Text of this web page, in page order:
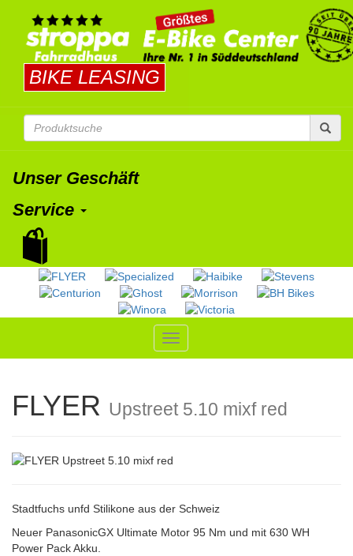
BIKE LEASING
Unser Geschäft
Service
Toggle
FLYER Upstreet 5.10 mixf red
Stadtfuchs unfd Stilikone aus der Schweiz
Neuer PanasonicGX Ultimate Motor 95 Nm und mit 630 WH
Power Pack Akku.